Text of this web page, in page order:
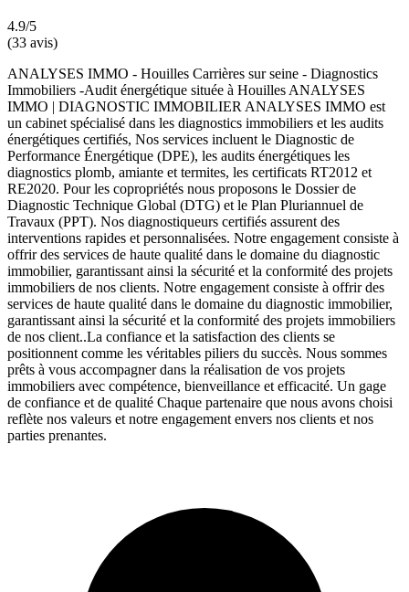
4.9/5
(33 avis)
ANALYSES IMMO - Houilles Carrières sur seine - Diagnostics
Immobiliers -Audit énergétique située à Houilles ANALYSES
IMMO | DIAGNOSTIC IMMOBILIER ANALYSES IMMO est
un cabinet spécialisé dans les diagnostics immobiliers et les audits
énergétiques certifiés, Nos services incluent le Diagnostic de
Performance Énergétique (DPE), les audits énergétiques les
diagnostics plomb, amiante et termites, les certificats RT2012 et
RE2020. Pour les copropriétés nous proposons le Dossier de
Diagnostic Technique Global (DTG) et le Plan Pluriannuel de
Travaux (PPT). Nos diagnostiqueurs certifiés assurent des
interventions rapides et personnalisées. Notre engagement consiste à
offrir des services de haute qualité dans le domaine du diagnostic
immobilier, garantissant ainsi la sécurité et la conformité des projets
immobiliers de nos clients. Notre engagement consiste à offrir des
services de haute qualité dans le domaine du diagnostic immobilier,
garantissant ainsi la sécurité et la conformité des projets immobiliers
de nos client..La confiance et la satisfaction des clients se
positionnent comme les véritables piliers du succès. Nous sommes
prêts à vous accompagner dans la réalisation de vos projets
immobiliers avec compétence, bienveillance et efficacité. Un gage
de confiance et de qualité Chaque partenaire que nous avons choisi
reflète nos valeurs et notre engagement envers nos clients et nos
parties prenantes.